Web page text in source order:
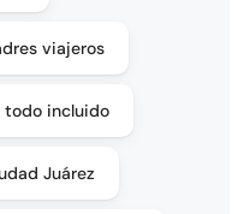
viajeros
todo incluido
Juárez